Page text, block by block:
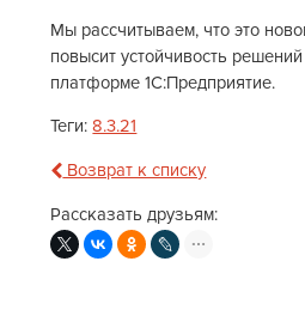
Мы рассчитываем, что это
повысит устойчивость
платформе 1С:Предприятие.
Теги:8.3.21
Возврат к списку
Рассказать друзьям: